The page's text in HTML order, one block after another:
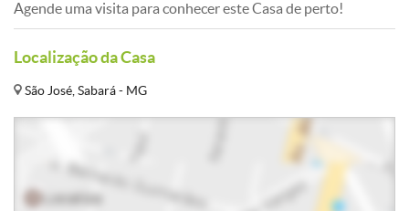
Agende uma visita para conhecer este Casa de perto!
Localização da Casa
São José, Sabará - MG